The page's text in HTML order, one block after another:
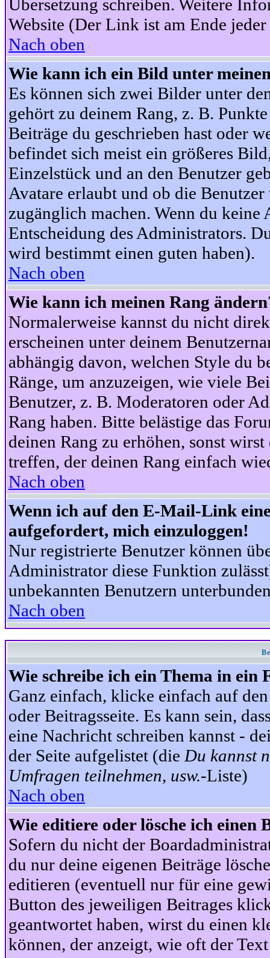
Übersetzung schreiben. Weitere
Website (Der Link ist am Ende jeder
Nach oben
Wie kann ich ein Bild unter
Es können sich zwei Bilder unter
gehört zu deinem Rang, z. B.
Beiträge du geschrieben hast oder
befindet sich meist ein größeres
Einzelstück und an den Benutzer
Avatare erlaubt und ob die
zugänglich machen. Wenn du keine
Entscheidung des Administrators.
wird bestimmt einen guten haben).
Nach oben
Wie kann ich meinen Rang
Normalerweise kannst du nicht
erscheinen unter deinem
abhängig davon, welchen Style du
Ränge, um anzuzeigen, wie viele
Benutzer, z. B. Moderatoren oder
Rang haben. Bitte belästige das
deinen Rang zu erhöhen, sonst
treffen, der deinen Rang einfach
Nach oben
Wenn ich auf den E-Mail-Link
aufgefordert, mich einzuloggen!
Nur registrierte Benutzer können
Administrator diese Funktion
unbekannten Benutzern
Nach oben
Wie schreibe ich ein Thema in ein
Ganz einfach, klicke einfach auf
oder Beitragsseite. Es kann sein,
eine Nachricht schreiben kannst -
der Seite aufgelistet (die Du kannst
Umfragen teilnehmen, usw.-Liste)
Nach oben
Wie editiere oder lösche ich einen
Sofern du nicht der
du nur deine eigenen Beiträge
editieren (eventuell nur für eine
Button des jeweiligen Beitrages
geantwortet haben, wirst du einen
können, der anzeigt, wie oft der